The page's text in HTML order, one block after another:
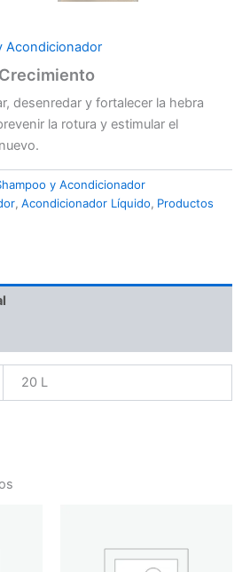
Acondicionador
desenredar y fortalecer la hebra
la rotura y estimular el
y Acondicionador
, Acondicionador Líquido, Productos
20 L